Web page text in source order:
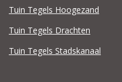
Tuin Tegels Hoogezand
Tuin Tegels Drachten
Tuin Tegels Stadskanaal